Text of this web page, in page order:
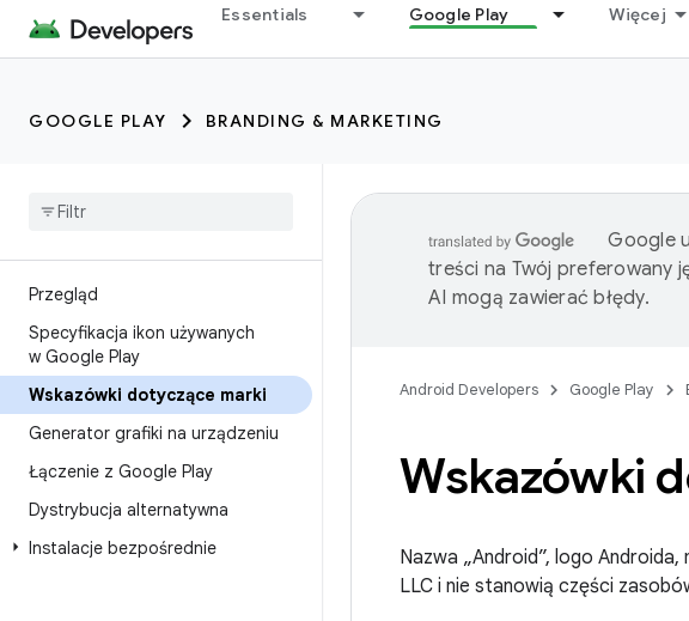
Essentials Google Play Więcej
GOOGLE PLAY BRANDING & MARKETING
Przegląd
Specyfikacja ikon używanych
w Google Play
Wskazówki dotyczące marki
Generator grafiki na urządzeniu
Łączenie z Google Play
Dystrybucja alternatywna
Instalacje bezpośrednie
Google
treści na Twój preferowany
AI mogą zawierać błędy.
Android Developers Google Play
Wskazówki
Nazwa „Android”, logo
LLC i nie stanowią części